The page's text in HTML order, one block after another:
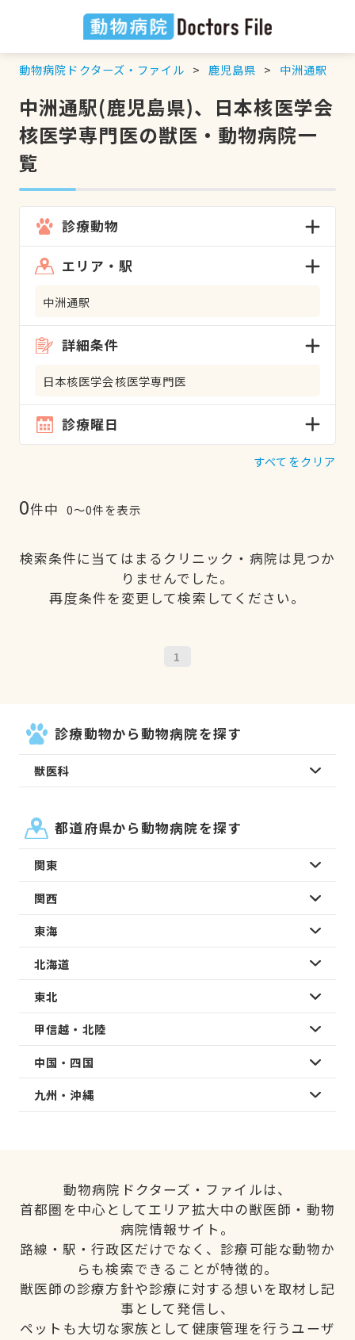
動物病院ドクターズ・ファイル 鹿児島県 中洲通駅
中洲通駅(鹿児島県)、日本核医学会
核医学専門医の獣医・動物病院一
覧
診療動物
エリア・駅
中洲通駅
詳細条件
日本核医学会核医学専門医
診療曜日
すべてをクリア
0件中 0〜0件を表示
検索条件に当てはまるクリニック・病院は見つか
りませんでした。
再度条件を変更して検索してください。
1
診療動物から動物病院を探す
獣医科
都道府県から動物病院を探す
関東
関西
東海
北海道
東北
甲信越・北陸
中国・四国
九州・沖縄
動物病院ドクターズ・ファイルは、
首都圏を中心としてエリア拡大中の獣医師・動物
病院情報サイト。
路線・駅・行政区だけでなく、診療可能な動物か
らも検索できることが特徴的。
獣医師の診療方針や診療に対する想いを取材し記
事として発信し、
ペットも大切な家族として健康管理を行うユーザ